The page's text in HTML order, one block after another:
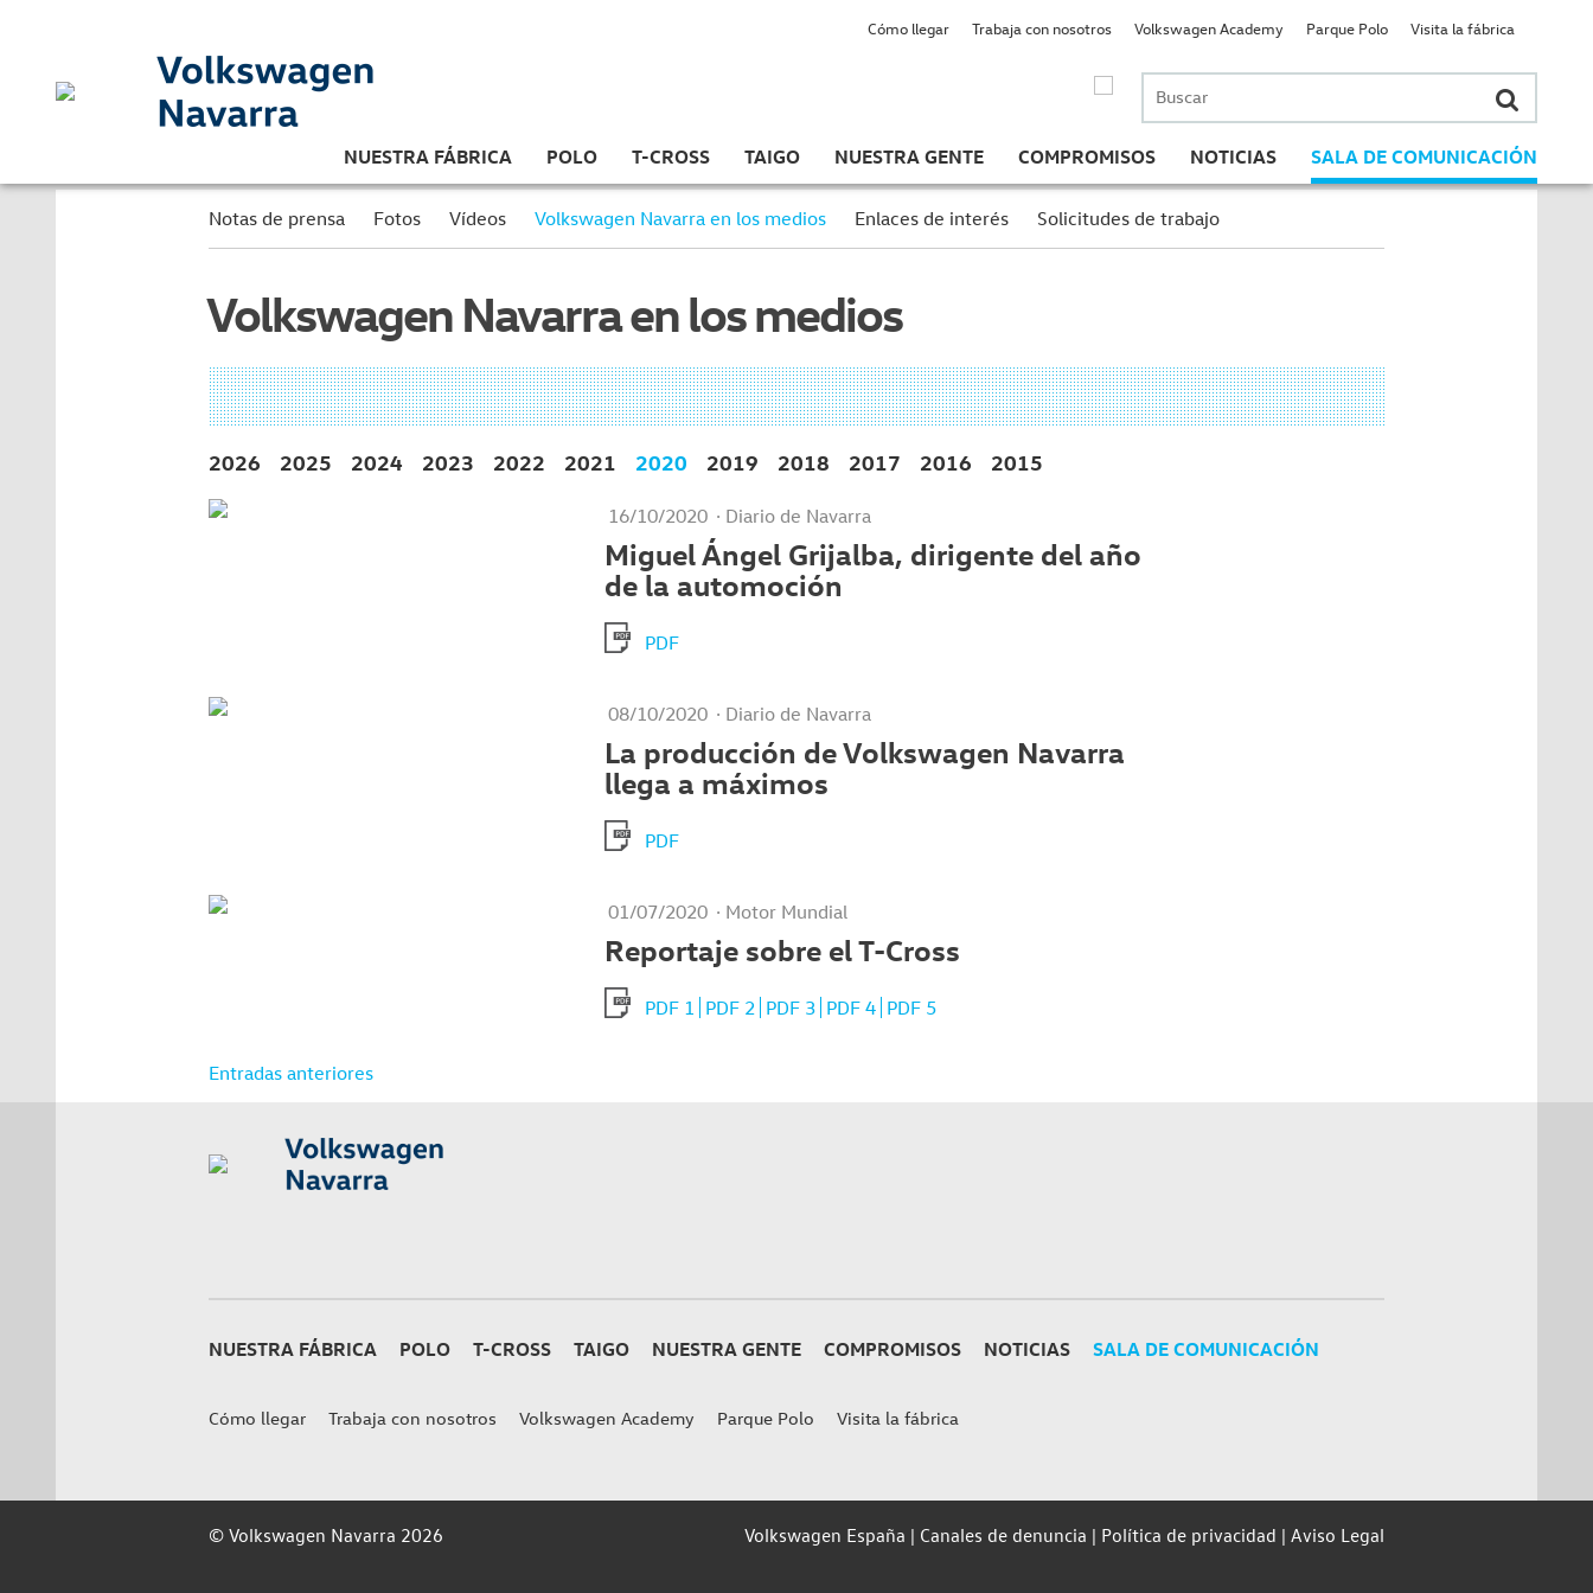
Buscar
por:
NUESTRA FÁBRICA POLO T-CROSS TAIGO NUESTRA GENTE COMPROMISOS NOTICIAS SALA DE COMUNICACIÓN
Cómo llegar Trabaja con nosotros Volkswagen Academy Parque Polo Visita la fábrica
Notas de prensa Fotos Vídeos Volkswagen Navarra en los medios Enlaces de interés Solicitudes de trabajo
Volkswagen Navarra en los medios
2026 2025 2024 2023 2022 2021 2020 2019 2018 2017 2016 2015
16/10/2020 · Diario de Navarra
Miguel Ángel Grijalba, dirigente del año
de la automoción
PDF
08/10/2020 · Diario de Navarra
La producción de Volkswagen Navarra
llega a máximos
PDF
01/07/2020 · Motor Mundial
Reportaje sobre el T-Cross
PDF 1 PDF 2 PDF 3 PDF 4 PDF 5
Navegación
Entradas anteriores
NUESTRA FÁBRICA POLO T-CROSS TAIGO NUESTRA GENTE COMPROMISOS NOTICIAS SALA DE COMUNICACIÓN
Cómo llegar Trabaja con nosotros Volkswagen Academy Parque Polo Visita la fábrica
© Volkswagen Navarra 2026 Volkswagen España Canales de denuncia Política de privacidad Aviso Legal